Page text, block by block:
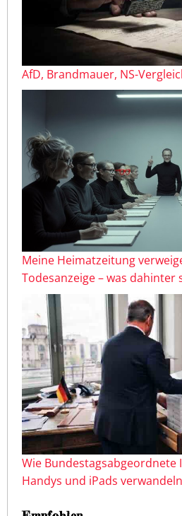
AfD, Brandmauer, NS-
Meine Heimatzeitung
Todesanzeige – was dahinter
Wie Bundestagsabgeordnete
Handys und iPads verwandeln